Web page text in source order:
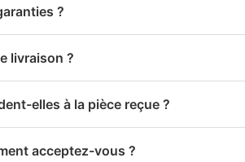
?
livraison ?
elles à la pièce reçue ?
acceptez-vous ?